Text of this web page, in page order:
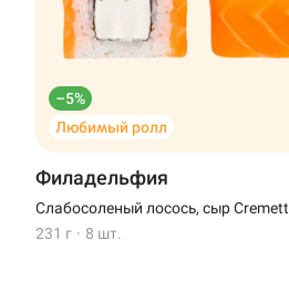
–5%
Любимый ролл
Филадельфия
Слабосоленый лосось, сыр
231 г · 8 шт.